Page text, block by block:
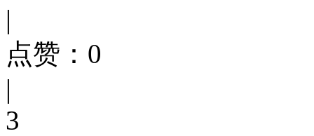
|
点赞： 0
|
3